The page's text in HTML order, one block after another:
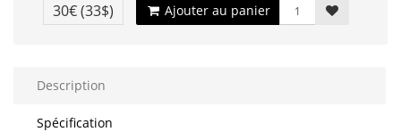
30€(33$) Ajouter au panier
Description
Spécification